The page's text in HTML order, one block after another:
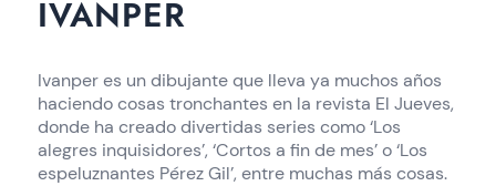
IVANPER
Ivanper es un dibujante que lleva ya muchos años
haciendo cosas tronchantes en la revista El Jueves,
donde ha creado divertidas series como ‘Los
alegres inquisidores’, ‘Cortos a fin de mes’ o ‘Los
espeluznantes Pérez Gil’, entre muchas más cosas.